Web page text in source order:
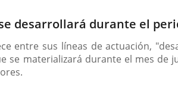
desarrollará durante el
entre sus líneas de actuación,
se materializará durante el mes de